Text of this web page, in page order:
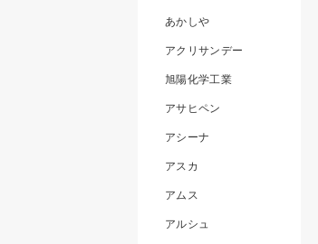
あかしや
アクリサンデー
旭陽化学工業
アサヒペン
アシーナ
アスカ
アムス
アルシュ